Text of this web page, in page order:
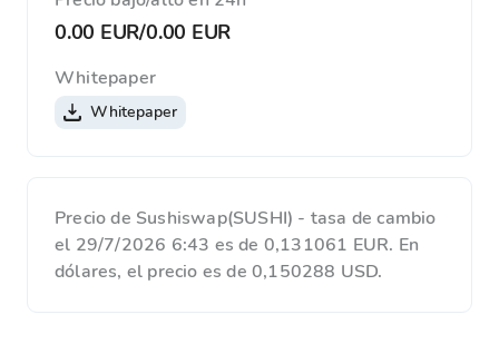
0.00 EUR/0.00 EUR
Whitepaper
Whitepaper
Precio de Sushiswap(SUSHI) - tasa de cambio
el 29/7/2026 6:43 es de 0,131061 EUR. En
dólares, el precio es de 0,150288 USD.